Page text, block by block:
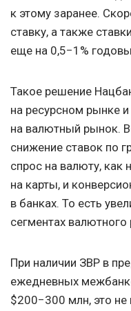
к этому заранее.
ставку, а также
еще на 0,5−1%
Такое решение
на ресурсном рынке
на валютный рынок.
снижение ставок по
спрос на валюту, как
на карты, и
в банках. То есть
сегментах валютного
При наличии ЗВР в
ежедневных
$200−300 млн, это не